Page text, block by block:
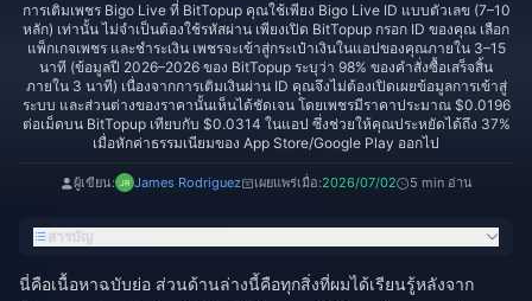
การเติมเพชร Bigo Live ที่ BitTopup คุณใช้เพียง Bigo Live ID แบบตัวเลข (7–10
หลัก) เท่านั้น ไม่จำเป็นต้องใช้รหัสผ่าน เพียงเปิด BitTopup กรอก ID ของคุณ เลือก
แพ็กเกจเพชร และชำระเงิน เพชรจะเข้าสู่กระเป๋าเงินในแอปของคุณภายใน 3–15
นาที (ข้อมูลปี 2026–2026 ของ BitTopup ระบุว่า 98% ของคำสั่งซื้อเสร็จสิ้น
ภายใน 3 นาที) เนื่องจากการเติมเงินผ่าน ID คุณจึงไม่ต้องเปิดเผยข้อมูลการเข้าสู่
ระบบ และส่วนต่างของราคานั้นเห็นได้ชัดเจน โดยเพชรมีราคาประมาณ $0.0196
ต่อเม็ดบน BitTopup เทียบกับ $0.0314 ในแอป ซึ่งช่วยให้คุณประหยัดได้ถึง 37%
เมื่อหักค่าธรรมเนียมของ App Store/Google Play ออกไป
ผู้เขียน: James Rodriguez เผยแพร่เมื่อ:2026/07/02 5 min อ่าน
สารบัญ
นี่คือเนื้อหาฉบับย่อ ส่วนด้านล่างนี้คือทุกสิ่งที่ผมได้เรียนรู้หลังจาก